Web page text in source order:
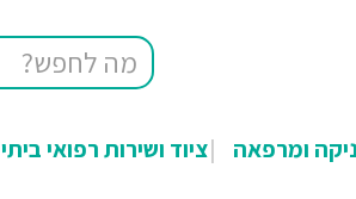
ומרפאה ציוד ושירות רפואי ביתי